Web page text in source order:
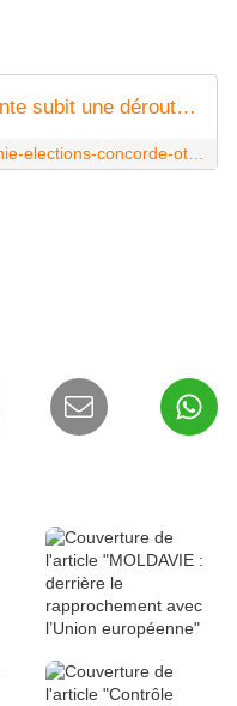
En Lettonie, la coalition sortante subit une déroute - Ruptures